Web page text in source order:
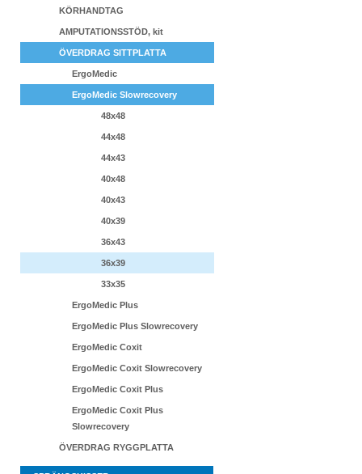
KÖRHANDTAG
AMPUTATIONSSTÖD, kit
ÖVERDRAG SITTPLATTA
ErgoMedic
ErgoMedic Slowrecovery
48x48
44x48
44x43
40x48
40x43
40x39
36x43
36x39
33x35
ErgoMedic Plus
ErgoMedic Plus Slowrecovery
ErgoMedic Coxit
ErgoMedic Coxit Slowrecovery
ErgoMedic Coxit Plus
ErgoMedic Coxit Plus
Slowrecovery
ÖVERDRAG RYGGPLATTA